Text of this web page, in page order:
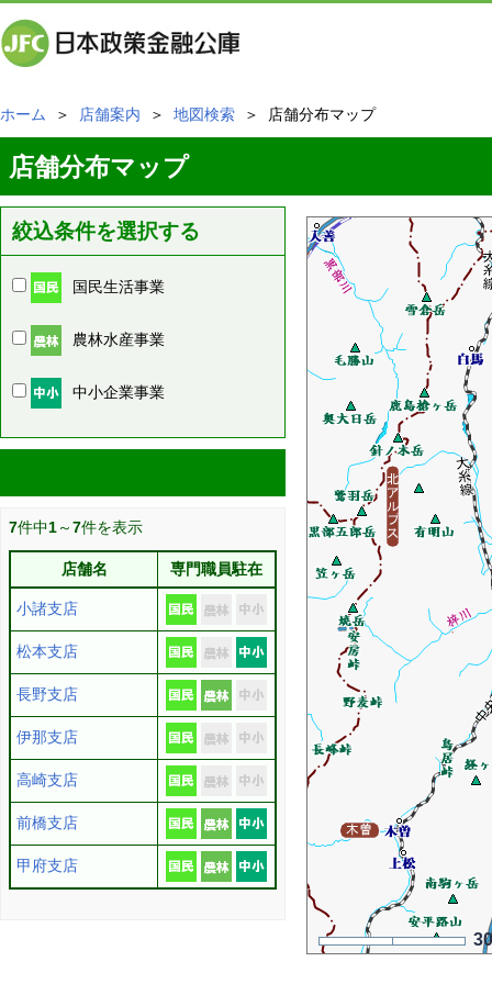
ホーム ＞ 店舗案内 ＞ 地図検索 ＞ 店舗分布マップ
店舗分布マップ
絞込条件を選択する
国民生活事業
農林水産事業
中小企業事業
7件中1～7件を表示
店舗名 専門職員駐在
小諸支店
松本支店
長野支店
伊那支店
高崎支店
前橋支店
甲府支店